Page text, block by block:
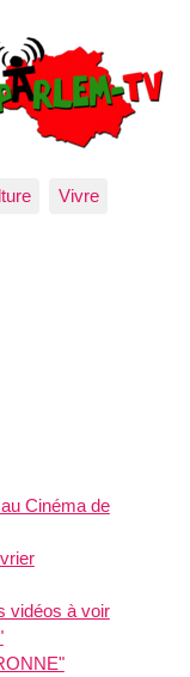
Vivre
Cinéma de
vidéos à voir